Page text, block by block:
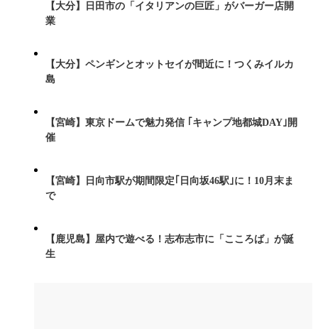
【大分】日田市の「イタリアンの巨匠」がバーガー店開
業
【大分】ペンギンとオットセイが間近に！つくみイルカ
島
【宮崎】東京ドームで魅力発信 ｢キャンプ地都城DAY｣開
催
【宮崎】日向市駅が期間限定｢日向坂46駅｣に！10月末ま
で
【鹿児島】屋内で遊べる！志布志市に「こころば」が誕
生